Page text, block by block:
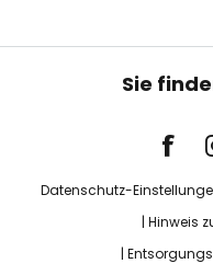
Sie
Datenschutz-
Hinweis